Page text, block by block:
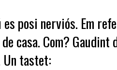
es posi nerviós. Em
casa. Com?
Un tastet: